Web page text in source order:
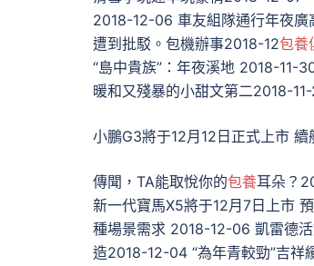
2018-12-06 車友組隊通行年夜廣
遭到批駁。包機辦事2018-12包養
“島中貴族”：年夜溪地 2018-11-
暖和又殘暴的小甜文第二2018-
小鵬G3將于12月12日正式上市
傳聞，TA能取悅你的包養耳朵？
新一代寶馬X5將于12月7日上市
種場景需求 2018-12-06 凱雷德
造2018-12-04 “為年青較勁”吉